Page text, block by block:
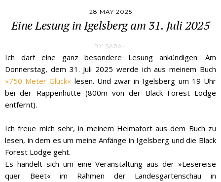
28 MAY 2025
Eine Lesung in Igelsberg am 31. Juli 2025
BY SARAH
Ich darf eine ganz besondere Lesung ankündigen: Am
Donnerstag, dem 31. Juli 2025 werde ich aus meinem Buch
»750 Meter Glück« lesen. Und zwar in Igelsberg um 19 Uhr
bei der Rappenhütte (800m von der Black Forest Lodge
entfernt).
Ich freue mich sehr, in meinem Heimatort aus dem Buch zu
lesen, in dem es um meine Anfänge in Igelsberg und die Black
Forest Lodge geht.
Es handelt sich um eine Veranstaltung aus der »Lesereise
quer Beet« im Rahmen der Landesgartenschau in